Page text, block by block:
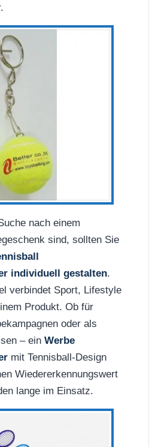
nach einem
sind, sollten Sie
individuell gestalten.
verbindet Sport, Lifestyle
Produkt. Ob für
oder als
– ein Werbe
mit Tennisball-Design
Wiedererkennungswert
lange im Einsatz.